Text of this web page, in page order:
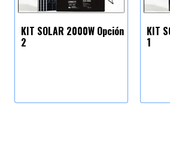
KIT SOLAR 2000W Opción
2
KIT
1